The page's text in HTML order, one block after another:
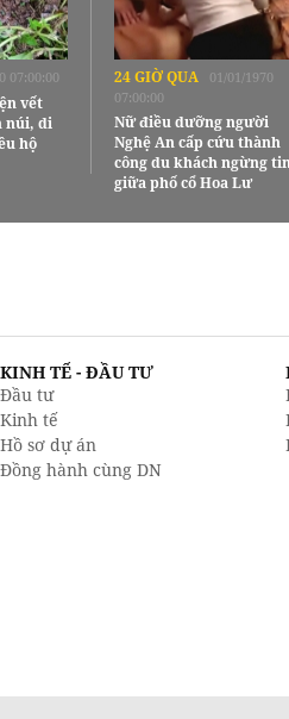
07:00:00
vết
núi, di
hộ
24 GIỜ QUA
01/01/1970
07:00:00
Nữ điều dưỡng người
Nghệ An cấp cứu thành
công du khách ngừng
giữa phố cổ Hoa Lư
KINH TẾ - ĐẦU TƯ
Đầu tư
Kinh tế
Hồ sơ dự án
Đồng hành cùng DN